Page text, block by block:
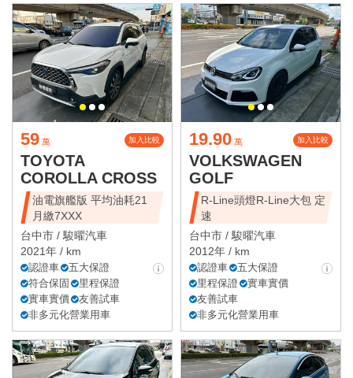
59 萬 加入比較
TOYOTA
COROLLA CROSS
油電旗艦版 平均油耗21
月繳7XXX
台中市 /駿曜汽車
2021年 / km
認證車
五大保證
符合保固
里程保證
實車實價
友善試車
非多元化營業用車
19.90 萬 加入比較
VOLKSWAGEN
GOLF
R-Line頭燈R-Line大包 定
速
台中市 /駿曜汽車
2012年 / km
認證車
五大保證
里程保證
實車實價
友善試車
非多元化營業用車